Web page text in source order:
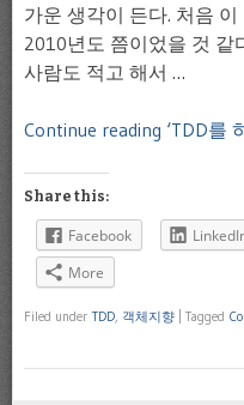
가운 생각이 든다. 처음
2010년도 쯤이었을 것 같
사람도 적고 해서 …
Continue reading ‘TDD를
Share this:
Facebook
More
Filed under TDD, 객체지향 Tagged